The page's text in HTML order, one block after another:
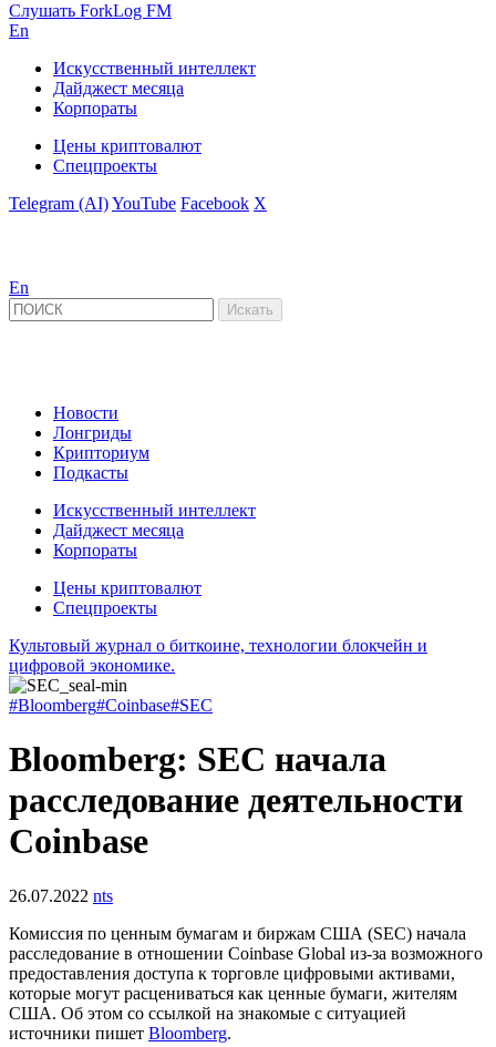
Слушать ForkLog FM
En
Искусственный интеллект
Дайджест месяца
Корпораты
Цены криптовалют
Спецпроекты
Telegram (AI)YouTube Facebook X
En
Новости
Лонгриды
Крипториум
Подкасты
Искусственный интеллект
Дайджест месяца
Корпораты
Цены криптовалют
Спецпроекты
Культовый журнал о биткоине, технологии блокчейн и
цифровой экономике.
#Bloomberg#Coinbase#SEC
Bloomberg: SEC начала
расследование деятельности
Coinbase
26.07.2022 nts
Комиссия по ценным бумагам и биржам США (SEC) начала
расследование в отношении Coinbase Global из-за возможного
предоставления доступа к торговле цифровыми активами,
которые могут расцениваться как ценные бумаги, жителям
США. Об этом со ссылкой на знакомые с ситуацией
источники пишет Bloomberg.